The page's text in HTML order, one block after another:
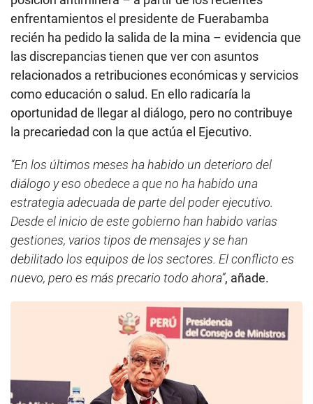
enfrentamientos el presidente de Fuerabamba
recién ha pedido la salida de la mina – evidencia que
las discrepancias tienen que ver con asuntos
relacionados a retribuciones económicas y servicios
como educación o salud. En ello radicaría la
oportunidad de llegar al diálogo, pero no contribuye
la precariedad con la que actúa el Ejecutivo.
“En los últimos meses ha habido un deterioro del
diálogo y eso obedece a que no ha habido una
estrategia adecuada de parte del poder ejecutivo.
Desde el inicio de este gobierno han habido varias
gestiones, varios tipos de mensajes y se han
debilitado los equipos de los sectores. El conflicto es
nuevo, pero es más precario todo ahora”, añade.